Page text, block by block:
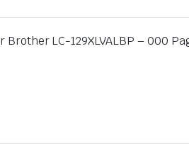
LC-129XLVALBP – 000